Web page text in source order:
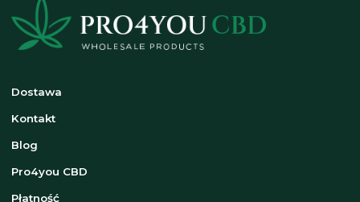
Dostawa
Kontakt
Blog
Pro4you CBD
Płatność